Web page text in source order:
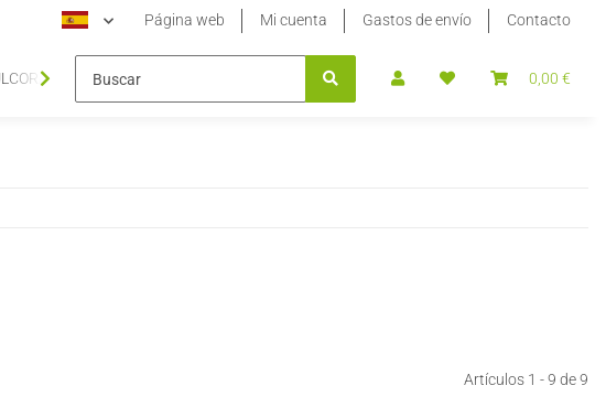
Página web Mi cuenta Gastos de envío Contacto
0,00 €
DE STEVIA EDULCORANTE STEVIA LÍQUIDO EXTRACTO DE
Artículos 1 - 9 de 9